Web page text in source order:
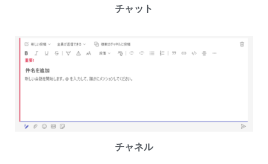
チャット
チャネル